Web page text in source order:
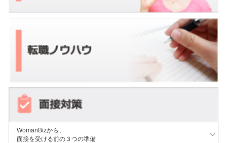
WomanBizから、
面接を受ける前の３つの準備